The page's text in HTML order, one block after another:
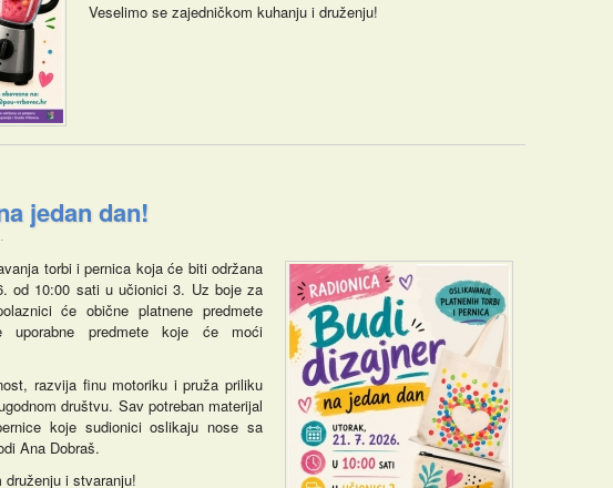
Veselimo se zajedničkom kuhanju i druženju!
jedan dan!
torbi i pernica koja će biti održana
od 10:00 sati u učionici 3. Uz boje za
će obične platnene predmete
uporabne predmete koje će moći
razvija finu motoriku i pruža priliku
društvu. Sav potreban materijal
koje sudionici oslika­ju nose sa
Ana Dobraš.
i stvaranju!